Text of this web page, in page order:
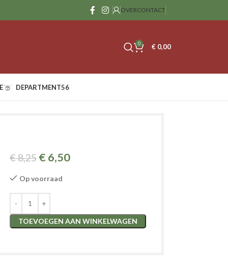
OVERCONTACT
0 € 0,00
DEPARTMENT56
€8,25 € 6,50
Op voorraad
TOEVOEGEN AAN WINKELWAGEN